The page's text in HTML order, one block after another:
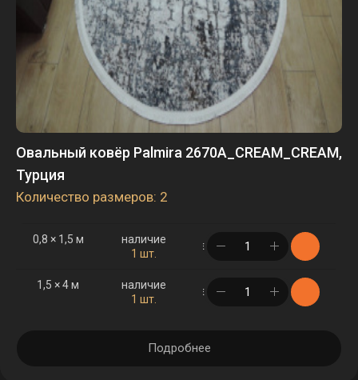
Овальный ковёр Palmira 2670A_CREAM_CREAM,
Турция
Количество размеров: 2
0,8 × 1,5 м
наличие
1 шт.
в корзине
1,5 × 4 м
наличие
1 шт.
в корзине
Подробнее